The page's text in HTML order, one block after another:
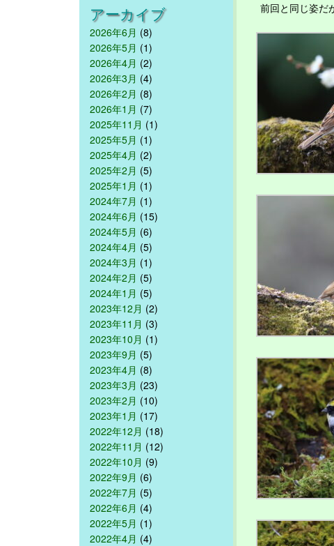
アーカイブ
2026年6月 (8)
2026年5月 (1)
2026年4月 (2)
2026年3月 (4)
2026年2月 (8)
2026年1月 (7)
2025年11月 (1)
2025年5月 (1)
2025年4月 (2)
2025年2月 (5)
2025年1月 (1)
2024年7月 (1)
2024年6月 (15)
2024年5月 (6)
2024年4月 (5)
2024年3月 (1)
2024年2月 (5)
2024年1月 (5)
2023年12月 (2)
2023年11月 (3)
2023年10月 (1)
2023年9月 (5)
2023年4月 (8)
2023年3月 (23)
2023年2月 (10)
2023年1月 (17)
2022年12月 (18)
2022年11月 (12)
2022年10月 (9)
2022年9月 (6)
2022年7月 (5)
2022年6月 (4)
2022年5月 (1)
2022年4月 (4)
前回と同じ姿だ